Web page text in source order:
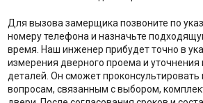
Для вызова замерщика позвоните по
номеру телефона и назначьте
время. Наш инженер прибудет точно в
измерения дверного проема и
деталей. Он сможет проконсультировать
вопросам, связанным с выбором,